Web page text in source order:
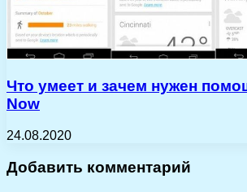
Что умеет и зачем нужен
Now
24.08.2020
Добавить комментарий